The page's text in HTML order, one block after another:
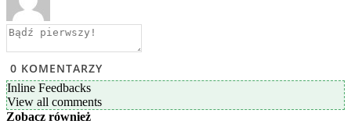
0 KOMENTARZY
Inline Feedbacks
View all comments
Zobacz również